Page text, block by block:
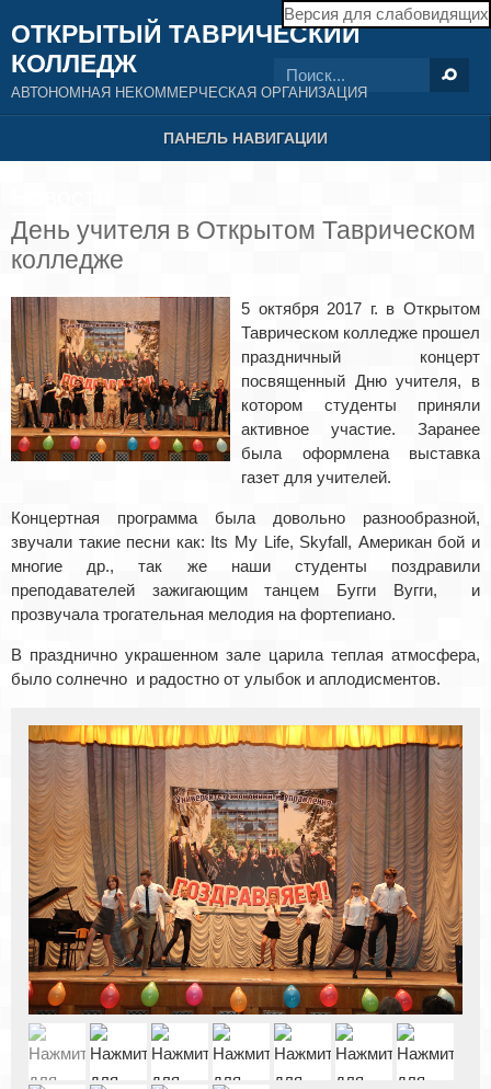
ОТКРЫТЫЙ ТАВРИЧЕСКИЙ
КОЛЛЕДЖ
АВТОНОМНАЯ НЕКОММЕРЧЕСКАЯ ОРГАНИЗАЦИЯ
Версия для слабовидящих
ПАНЕЛЬ НАВИГАЦИИ
День учителя в Открытом Таврическом
колледже
5 октября 2017 г. в Открытом
Таврическом колледже прошел
праздничный концерт
посвященный Дню учителя, в
котором студенты приняли
активное участие. Заранее
была оформлена выставка
газет для учителей.
Концертная программа была довольно разнообразной,
звучали такие песни как: Its My Life, Skyfall, Американ бой и
многие др., так же наши студенты поздравили
преподавателей зажигающим танцем Бугги Вугги, и
прозвучала трогательная мелодия на фортепиано.
В празднично украшенном зале царила теплая атмосфера,
было солнечно и радостно от улыбок и аплодисментов.